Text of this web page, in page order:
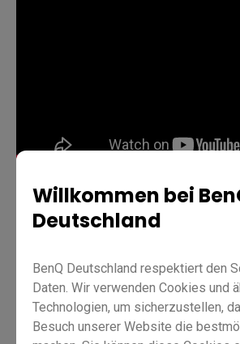
Willkommen bei
Deutschland
BenQ Deutschland respektiert den
Daten. Wir verwenden Cookies und
Technologien, um sicherzustellen,
Besuch unserer Website die
Meister RM02 Hauptgerät RM03
Wesentlich RE03 Ausbilder